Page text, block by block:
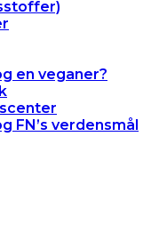
en veganer?
FN’s verdensmål